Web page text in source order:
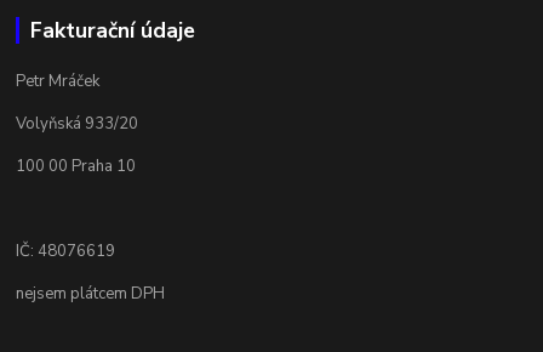
Fakturační údaje
Petr Mráček
Volyňská 933/20
100 00 Praha 10
IČ: 48076619
nejsem plátcem DPH